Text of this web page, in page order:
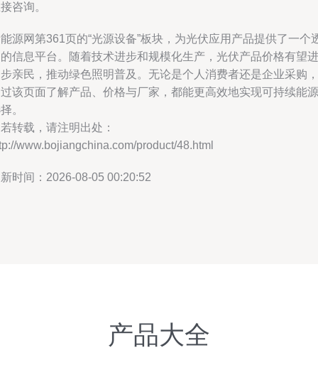
咨询。
源网第361页的“光源设备”板块，为光伏应用产品提供了一个
信息平台。随着技术进步和规模化生产，光伏产品价格有望进
亲民，推动绿色照明普及。无论是个人消费者还是企业采购，
该页面了解产品、价格与厂家，都能更高效地实现可持续能源
。
转载，请注明出处：
www.bojiangchina.com/product/48.html
时间：2026-08-05 00:20:52
产品大全